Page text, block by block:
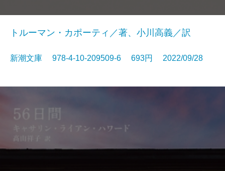
トルーマン・カポーティ／著、小川高義／訳
新潮文庫 978-4-10-209509-6 693円 2022/09/28